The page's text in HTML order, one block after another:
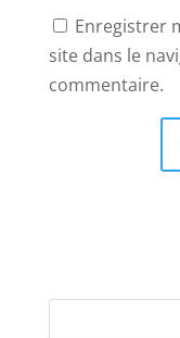
Enregistrer
site dans le
commentaire.